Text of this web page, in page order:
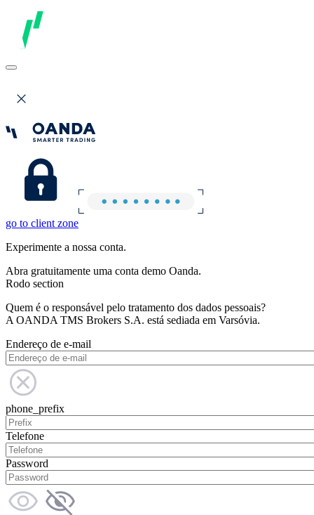
go to client zone
Experimente a nossa conta.
Abra gratuitamente uma conta demo Oanda.
Rodo section
Quem é o responsável pelo tratamento dos dados pessoais?
A OANDA TMS Brokers S.A. está sediada em Varsóvia.
Endereço de e-mail
phone_prefix
Telefone
Password